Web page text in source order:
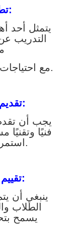
:
يتمثل أحد
التدريب
مع احتياجات الطلاب وأهداف التعلم المحددة.
:
يجب أن
فنيًا
استمرارية تجربة التعلم السلسة.
:
ينبغي أن
الطلاب
يسمح